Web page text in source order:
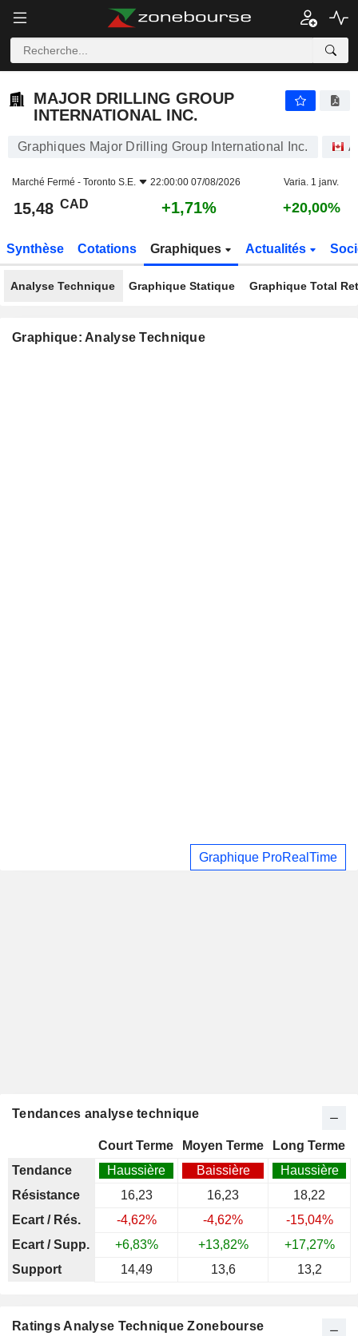
MAJOR DRILLING GROUP
INTERNATIONAL INC.
Graphiques Major Drilling Group International Inc.
Marché Fermé - Toronto S.E. 22:00:00 07/08/2026 Varia. 1 janv.
15,48 CAD +1,71% +20,00%
Synthèse Cotations Graphiques Actualités
Analyse Technique Graphique Statique Graphique Total
Graphique: Analyse Technique
Graphique ProRealTime
Tendances analyse technique
Court Terme Moyen Terme
Long Terme
Tendance
Haussière Baissière
Haussière
Résistance
16,23 16,23
18,22
Ecart / Rés.
-4,62% -4,62%
-15,04%
Ecart / Supp.
+6,83% +13,82%
+17,27%
Support
14,49 13,6 13,2
Ratings Analyse Technique Zonebourse